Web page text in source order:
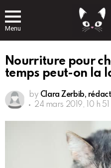
Menu
Nourriture pour
temps peut-on la
by Clara Zerbib,
24 mars 2019, 10 h 51